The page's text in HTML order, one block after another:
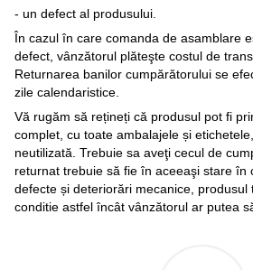
- un defect al produsului.
În cazul în care comanda de asamblare
defect, vânzătorul plăteşte costul de
Returnarea banilor cumpărătorului se
zile calendaristice.
Vă rugăm să rețineți că produsul pot fi
complet, cu toate ambalajele și
neutilizată. Trebuie sa aveţi cecul de
returnat trebuie să fie în aceeaşi stare în
defecte și deteriorări mecanice, produsul
conditie astfel încât vânzătorul ar putea